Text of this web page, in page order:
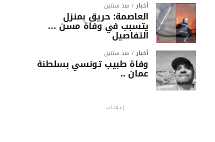
أخبار منذ سنتين
العاصمة: حريق بمنزل
يتسبب في وفاة مسن …
التفاصيل
أخبار منذ سنتين
وفاة طبيب تونسي بسلطنة
عمان ..
إعلانات